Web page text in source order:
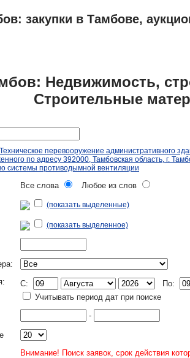
закупки в Тамбове,
Недвижимость,
Строительные
Техническое перевооружение административного
по адресу 392000, Тамбовская область, г.
системы противодымной вентиляции
Все слова
Любое из слов
(показать выделенные)
(показать выделенное)
C:
По:
Учитывать период дат при поиске
-
Внимание! Поиск заявок, срок действия